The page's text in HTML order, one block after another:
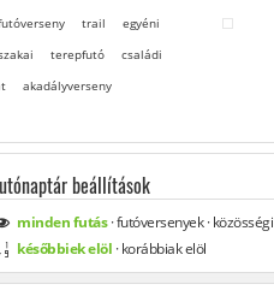
trail
egyéni
terepfutó
családi
akadályverseny
beállítások
mindenfutás·futóversenyek·közösségi
későbbiek elöl ·korábbiak elöl